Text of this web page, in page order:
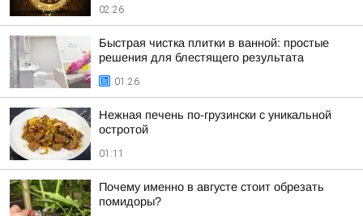
02:26
Быстрая чистка плитки в ванной: простые
решения для блестящего результата
01:26
Нежная печень по-грузински с уникальной
остротой
01:11
Почему именно в августе стоит обрезать
помидоры?